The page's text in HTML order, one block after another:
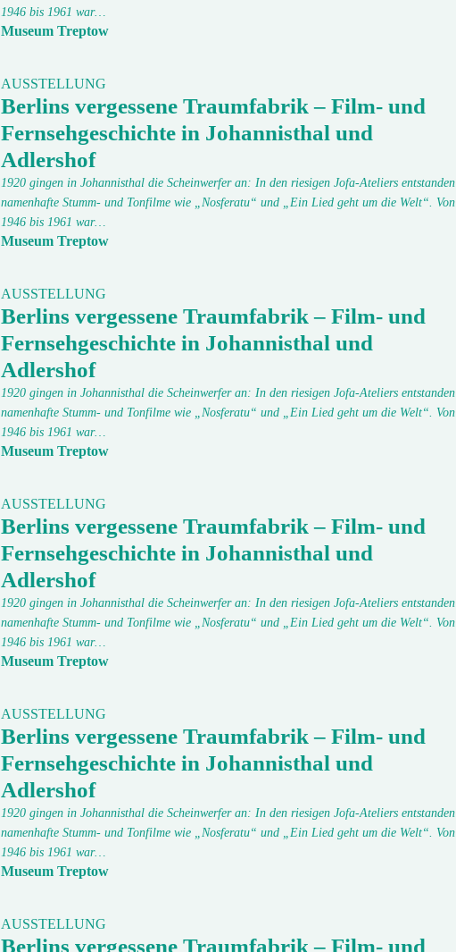
1946 bis 1961 war…
Museum Treptow
AUSSTELLUNG
Berlins vergessene Traumfabrik – Film- und
Fernsehgeschichte in Johannisthal und
Adlershof
1920 gingen in Johannisthal die Scheinwerfer an: In den riesigen Jofa-Ateliers entstanden
namenhafte Stumm- und Tonfilme wie „Nosferatu“ und „Ein Lied geht um die Welt“. Von
1946 bis 1961 war…
Museum Treptow
AUSSTELLUNG
Berlins vergessene Traumfabrik – Film- und
Fernsehgeschichte in Johannisthal und
Adlershof
1920 gingen in Johannisthal die Scheinwerfer an: In den riesigen Jofa-Ateliers entstanden
namenhafte Stumm- und Tonfilme wie „Nosferatu“ und „Ein Lied geht um die Welt“. Von
1946 bis 1961 war…
Museum Treptow
AUSSTELLUNG
Berlins vergessene Traumfabrik – Film- und
Fernsehgeschichte in Johannisthal und
Adlershof
1920 gingen in Johannisthal die Scheinwerfer an: In den riesigen Jofa-Ateliers entstanden
namenhafte Stumm- und Tonfilme wie „Nosferatu“ und „Ein Lied geht um die Welt“. Von
1946 bis 1961 war…
Museum Treptow
AUSSTELLUNG
Berlins vergessene Traumfabrik – Film- und
Fernsehgeschichte in Johannisthal und
Adlershof
1920 gingen in Johannisthal die Scheinwerfer an: In den riesigen Jofa-Ateliers entstanden
namenhafte Stumm- und Tonfilme wie „Nosferatu“ und „Ein Lied geht um die Welt“. Von
1946 bis 1961 war…
Museum Treptow
AUSSTELLUNG
Berlins vergessene Traumfabrik – Film- und